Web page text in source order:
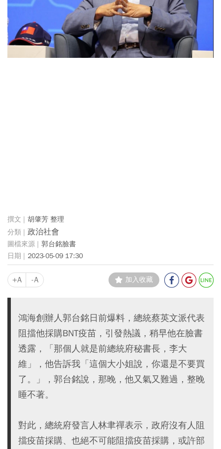
胡肇芳 整理
政治社會
郭台銘臉書
2023-05-09 17:30
+A -A 加入收藏
鴻海創辦人郭台銘日前爆料，總統蔡英文派代表
阻擋他採購BNT疫苗，引發熱議，稍早他在臉書
透露，「那個人就是前總統府秘書長，李大
維」，他告訴我「這個大小姐說，你還是不要買
了。」，郭台銘說，那晚，他又氣又難過，整晚
睡不著。
對此，總統府發言人林聿禪表示，政府沒有人阻
擋疫苗採購、也絕不可能阻擋疫苗採購，或許部